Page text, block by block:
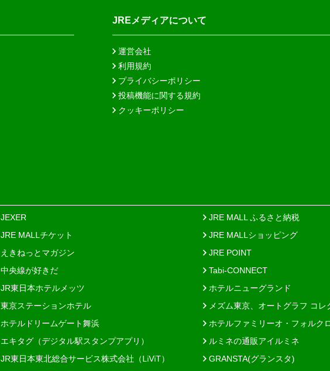
JREメディアについて
運営会社
利用規約
プライバシーポリシー
投稿機能に関する規約
クッキーポリシー
JEXER
JRE MALL ふるさと納税
JRE MALLチケット
JRE MALLショッピング
えきねっとマガジン
JRE POINT
中央線が好きだ
Tabi-CONNECT
JR東日本ホテルメッツ
ホテルニューグランド
東京ステーションホテル
メズム東京、オートグラフ コレ
ホテルドリームゲート舞浜
ホテルファミリーオ・フォルク
エキタグ（デジタル駅スタンプアプリ）
ルミネの通販アイルミネ
JR東日本東北総合サービス株式会社（LiViT） GRANSTA(グランスタ)